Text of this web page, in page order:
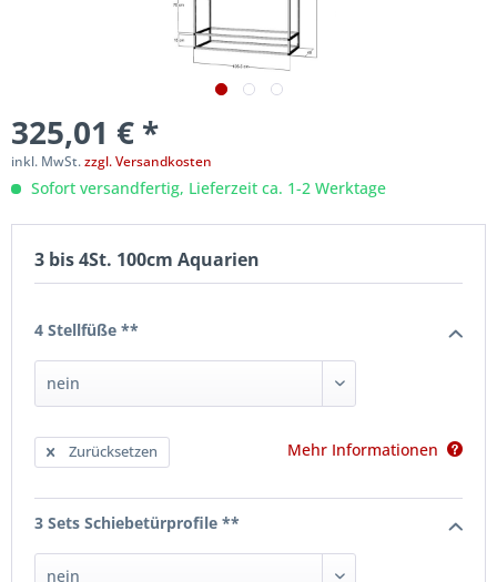
325,01 € *
inkl. MwSt.zzgl. Versandkosten
Sofort versandfertig, Lieferzeit ca. 1-2 Werktage
3 bis 4St. 100cm Aquarien
4 Stellfüße **
Zurücksetzen Mehr Informationen
3 Sets Schiebetürprofile **